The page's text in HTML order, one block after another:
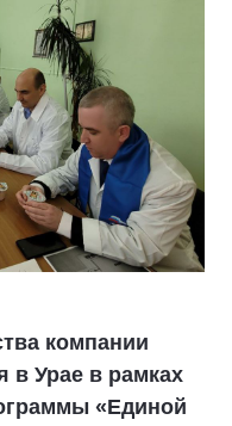
компании
в Урае в рамках
«Единой